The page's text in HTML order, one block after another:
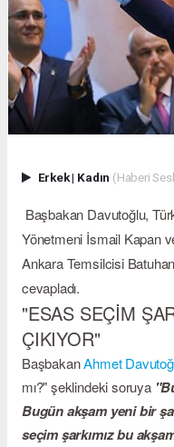
Erkek| Kadın (Haberi
Başbakan Davutoğlu,
Yönetmeni İsmail Kapan
Ankara Temsilcisi
cevapladı.
"ESAS SEÇİM
ÇIKIYOR"
BaşbakanAhmet
mı?" şeklindeki soruya
Bugün akşam yeni bir
seçim şarkımız bu